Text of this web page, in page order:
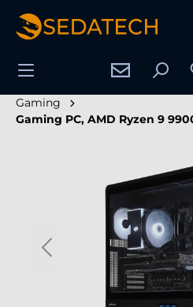
Gaming
Gaming PC, AMD Ryzen 9
Afbeeldingengalerij